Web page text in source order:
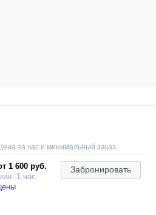
за час и минимальный заказ
1 600 руб.
1 час
Забронировать